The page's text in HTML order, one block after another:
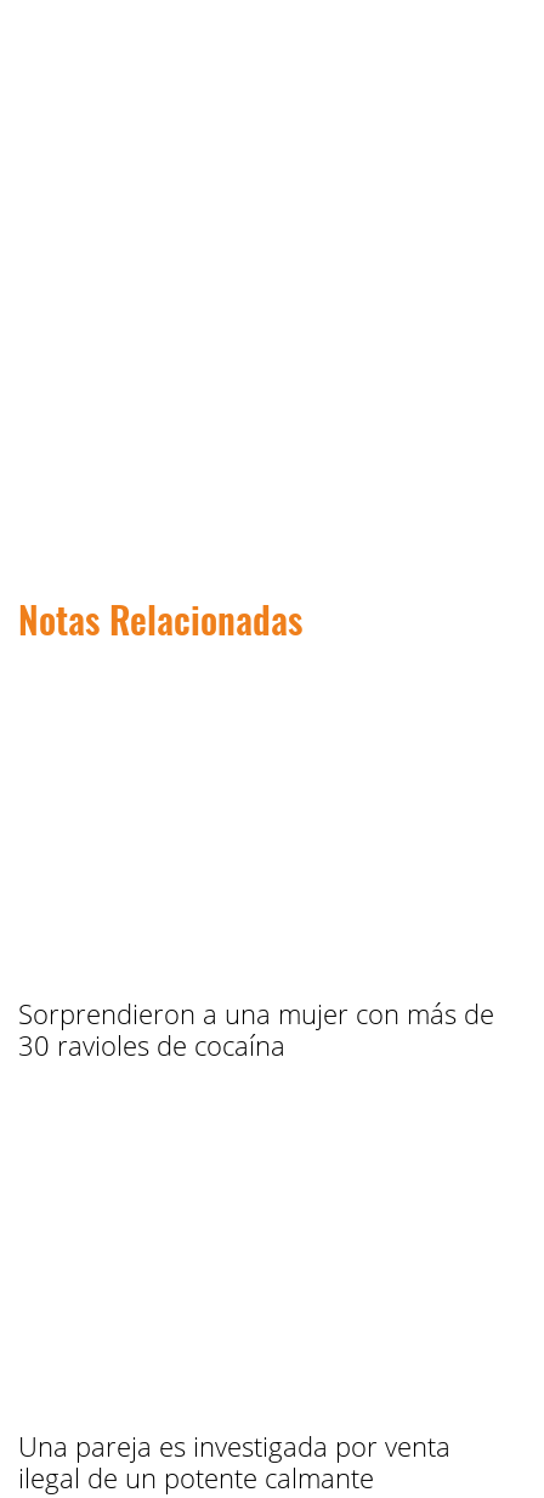
Notas Relacionadas
Sorprendieron a una mujer con más de
30 ravioles de cocaína
Una pareja es investigada por venta
ilegal de un potente calmante